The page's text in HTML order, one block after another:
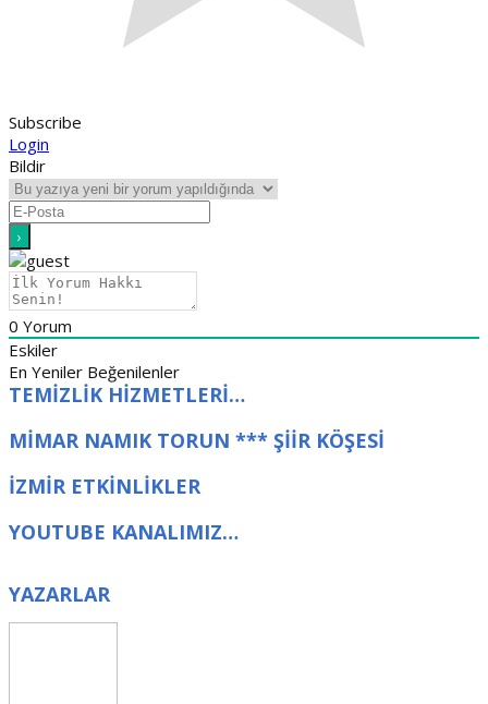
Subscribe
Login
Bildir
0 Yorum
Eskiler
En Yeniler Beğenilenler
TEMİZLİK HİZMETLERİ…
MİMAR NAMIK TORUN *** ŞİİR KÖŞESİ
İZMİR ETKİNLİKLER
YOUTUBE KANALIMIZ…
YAZARLAR